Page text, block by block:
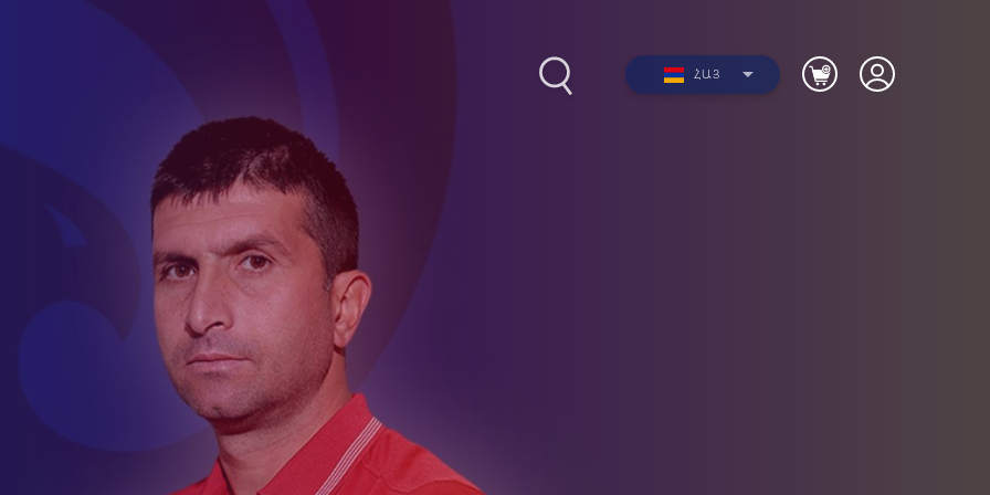
Ակադեմիայի
կառուցվածքը
Փյունիկ 2009
Փյունիկ 2010
Փյունիկ 2011-1
Փյունիկ 2011-2
Փյունիկ 2012-1
Ընդունելություն 2012-
2021թթ. երեխաների
համար
ՀԱՅ